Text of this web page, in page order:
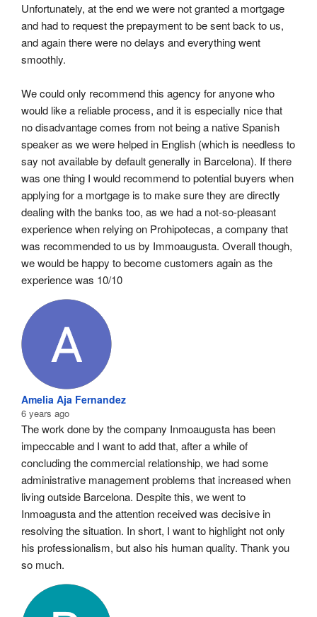
Unfortunately, at the end we were not granted a mortgage
and had to request the prepayment to be sent back to us,
and again there were no delays and everything went
smoothly.
We could only recommend this agency for anyone who
would like a reliable process, and it is especially nice that
no disadvantage comes from not being a native Spanish
speaker as we were helped in English (which is needless to
say not available by default generally in Barcelona). If there
was one thing I would recommend to potential buyers when
applying for a mortgage is to make sure they are directly
dealing with the banks too, as we had a not-so-pleasant
experience when relying on Prohipotecas, a company that
was recommended to us by Immoaugusta. Overall though,
we would be happy to become customers again as the
experience was 10/10
Amelia Aja Fernandez
6 years ago
The work done by the company Inmoaugusta has been
impeccable and I want to add that, after a while of
concluding the commercial relationship, we had some
administrative management problems that increased when
living outside Barcelona. Despite this, we went to
Inmoagusta and the attention received was decisive in
resolving the situation. In short, I want to highlight not only
his professionalism, but also his human quality. Thank you
so much.